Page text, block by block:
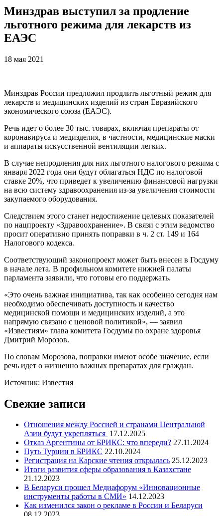
Минздрав выступил за продление
льготного режима для лекарств из
ЕАЭС
18 мая 2021
Минздрав России предложил продлить льготный режим для
лекарств и медицинских изделий из стран Евразийского
экономического союза (ЕАЭС).
Речь идет о более 30 тыс. товарах, включая препараты от
коронавируса и медизделия, в частности, медицинские маски
и аппараты искусственной вентиляции легких.
В случае непродления для них льготного налогового режима с
января 2022 года они будут облагаться НДС по налоговой
ставке 20%, что приведет к увеличению финансовой нагрузки
на всю систему здравоохранения из-за увеличения стоимости
закупаемого оборудования.
Следствием этого станет недостижение целевых показателей
по нацпроекту «Здравоохранение». В связи с этим ведомство
просит оперативно принять поправки в ч. 2 ст. 149 и 164
Налогового кодекса.
Соответствующий законопроект может быть внесен в Госдуму
в начале лета. В профильном комитете нижней палаты
парламента заявили, что готовы его поддержать.
«Это очень важная инициатива, так как особенно сегодня нам
необходимо обеспечивать доступность и качество
медицинской помощи и медицинских изделий, а это
напрямую связано с ценовой политикой», — заявил
«Известиям» глава комитета Госдумы по охране здоровья
Дмитрий Морозов.
По словам Морозова, поправки имеют особе значение, если
речь идет о жизненно важных препаратах для граждан.
Источник: Известия
Свежие записи
Отношения между Россией и странами Центральной
Азии будут укрепляться 17.12.2025
Отказ Аргентины от БРИКС: что впереди? 27.11.2024
Путь Турции в БРИКС 22.10.2024
Регистрация на Карские чтения открылась 25.12.2023
Итоги развития сферы образования в Казахстане
21.12.2023
В Беларуси прошел Медиафорум «Инновационные
инструменты работы в СМИ» 14.12.2023
Как изменился закон о рекламе в России и Беларуси